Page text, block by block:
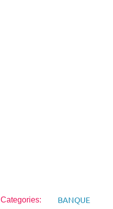
Categories: BANQUE